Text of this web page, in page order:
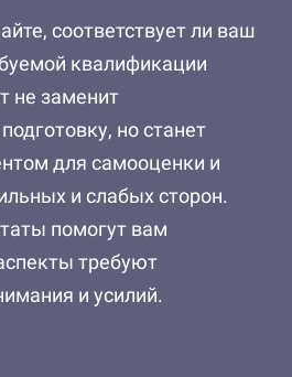
соответствует ли ваш
квалификации
не заменит
но станет
для самооценки и
и слабых сторон.
помогут вам
требуют
и усилий.